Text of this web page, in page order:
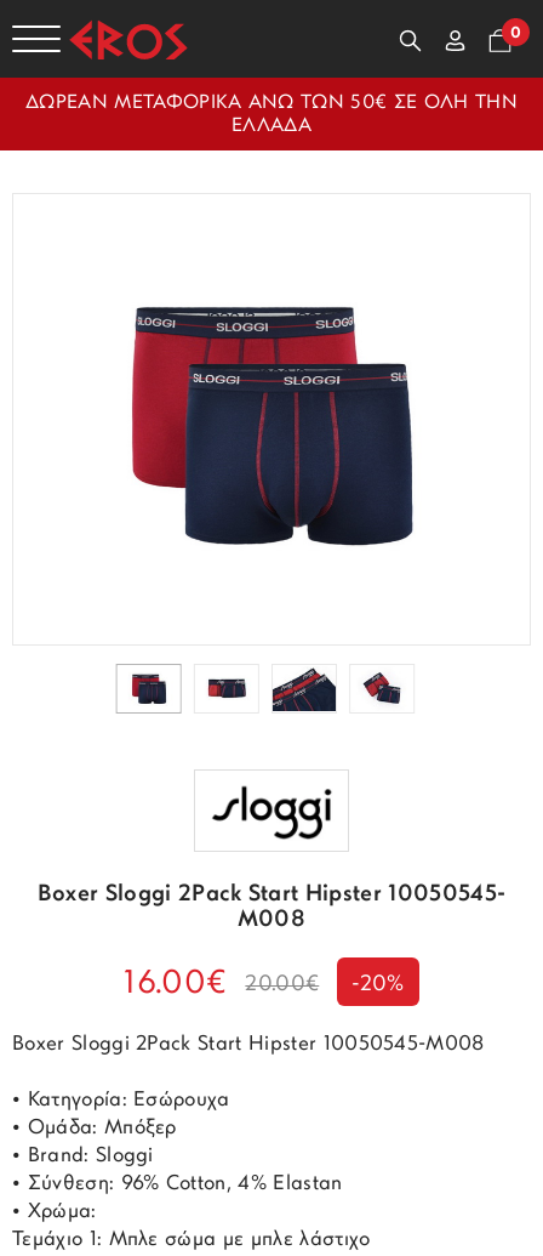
0
ΔΩΡΕΑΝ ΜΕΤΑΦΟΡΙΚΑ ΑΝΩ ΤΩΝ 50€ ΣΕ ΟΛΗ ΤΗΝ
ΕΛΛΑΔΑ
Boxer Sloggi 2Pack Start Hipster 10050545-
M008
16.00€ 20.00€ -20%
Boxer Sloggi 2Pack Start Hipster 10050545-M008
• Κατηγορία: Εσώρουχα
• Ομάδα: Μπόξερ
• Brand: Sloggi
• Σύνθεση: 96% Cotton, 4% Elastan
• Χρώμα:
Τεμάχιο 1: Μπλε σώμα με μπλε λάστιχο